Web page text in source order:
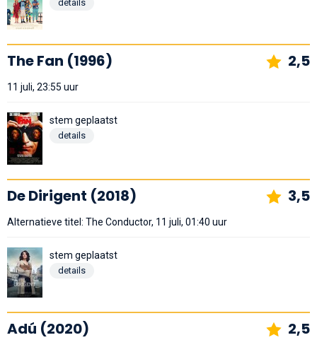
details
The Fan (1996) 2,5
11 juli, 23:55 uur
stem geplaatst
details
De Dirigent (2018) 3,5
Alternatieve titel: The Conductor, 11 juli, 01:40 uur
stem geplaatst
details
Adú (2020) 2,5